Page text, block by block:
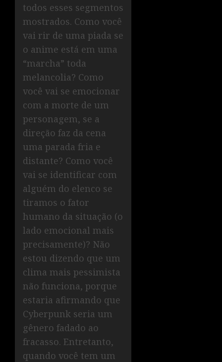
todos esses segmentos
mostrados. Como você
vai rir de uma piada se
o anime está em uma
“marcha” toda
melancolia? Como
você vai se emocionar
com a morte de um
personagem, se a
direção faz da cena
uma parada fria e
distante? Como você
vai se identificar com
alguém do elenco se
tiramos o fator
humano da situação (o
lado emocional mais
precisamente)? Não
estou dizendo que um
clima mais pessimista
não funciona, porque
estaria afirmando que
Cyberpunk seria um
gênero fadado ao
fracasso. Entretanto,
quando você tem um